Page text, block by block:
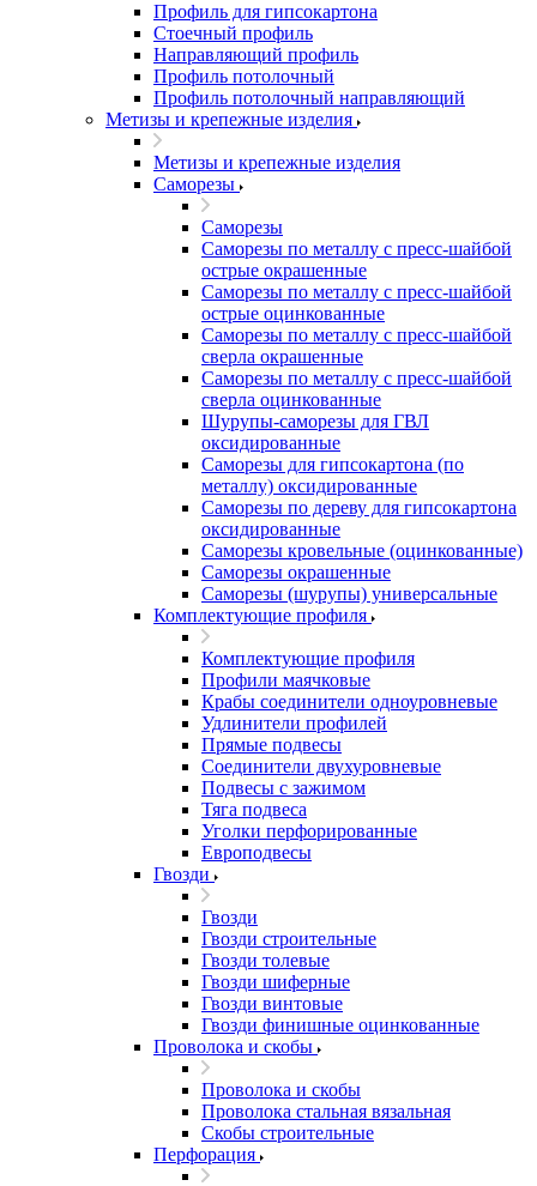
Профиль для гипсокартона
Стоечный профиль
Направляющий профиль
Профиль потолочный
Профиль потолочный направляющий
Метизы и крепежные изделия
Метизы и крепежные изделия
Саморезы
Саморезы
Саморезы по металлу с пресс-шайбой
острые окрашенные
Саморезы по металлу с пресс-шайбой
острые оцинкованные
Саморезы по металлу с пресс-шайбой
сверла окрашенные
Саморезы по металлу с пресс-шайбой
сверла оцинкованные
Шурупы-саморезы для ГВЛ
оксидированные
Саморезы для гипсокартона (по
металлу) оксидированные
Саморезы по дереву для гипсокартона
оксидированные
Саморезы кровельные (оцинкованные)
Саморезы окрашенные
Саморезы (шурупы) универсальные
Комплектующие профиля
Комплектующие профиля
Профили маячковые
Крабы соединители одноуровневые
Удлинители профилей
Прямые подвесы
Соединители двухуровневые
Подвесы с зажимом
Тяга подвеса
Уголки перфорированные
Европодвесы
Гвозди
Гвозди
Гвозди строительные
Гвозди толевые
Гвозди шиферные
Гвозди винтовые
Гвозди финишные оцинкованные
Проволока и скобы
Проволока и скобы
Проволока стальная вязальная
Скобы строительные
Перфорация